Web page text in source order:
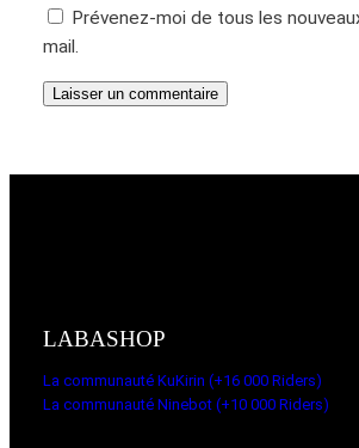
Prévenez-moi de tous les
mail.
LABASHOP
La communauté KuKirin (+16 000 Riders)
La communauté Ninebot (+10 000 Riders)